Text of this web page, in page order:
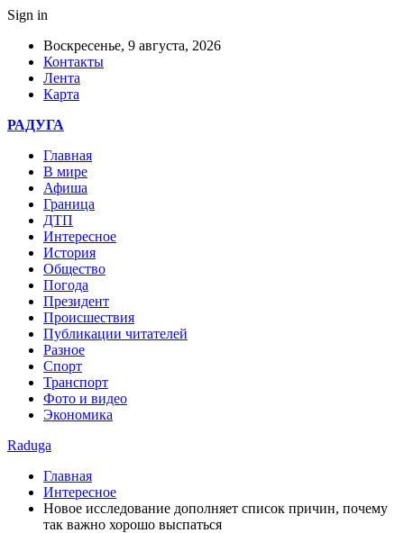
Sign in
Воскресенье, 9 августа, 2026
Контакты
Лента
Карта
РАДУГА
Главная
В мире
Афиша
Граница
ДТП
Интересное
История
Общество
Погода
Президент
Происшествия
Публикации читателей
Разное
Спорт
Транспорт
Фото и видео
Экономика
Raduga
Главная
Интересное
Новое исследование дополняет список причин, почему
так важно хорошо выспаться